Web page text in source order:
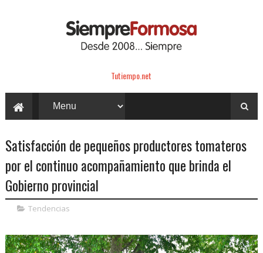
Tutiempo.net
Satisfacción de pequeños productores tomateros
por el continuo acompañamiento que brinda el
Gobierno provincial
Tendencias